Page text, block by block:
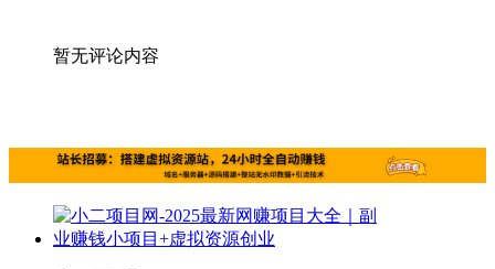
暂无评论内容